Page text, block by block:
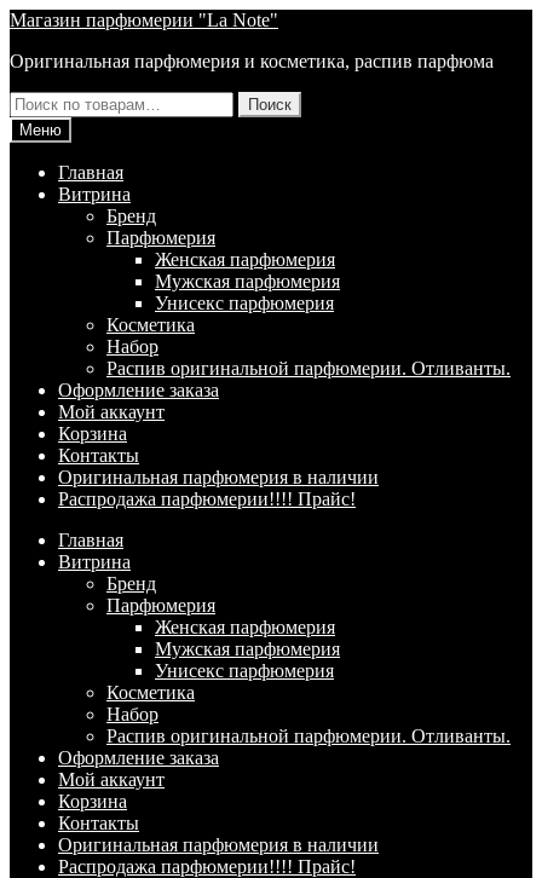
Перейти
навигации
Перейти
содержимому
Магазин парфюмерии "La Note"
Оригинальная парфюмерия и косметика, распив парфюма
Искать:
Поиск
Меню
Главная
Витрина
Брeнд
Парфюмерия
Женская парфюмерия
Мужская парфюмерия
Унисекс парфюмерия
Косметика
Набор
Распив оригинальной парфюмерии. Отливанты.
Оформление заказа
Мой аккаунт
Корзина
Контакты
Оригинальная парфюмерия в наличии
Распродажа парфюмерии!!!! Прайс!
Главная
Витрина
Брeнд
Парфюмерия
Женская парфюмерия
Мужская парфюмерия
Унисекс парфюмерия
Косметика
Набор
Распив оригинальной парфюмерии. Отливанты.
Оформление заказа
Мой аккаунт
Корзина
Контакты
Оригинальная парфюмерия в наличии
Распродажа парфюмерии!!!! Прайс!